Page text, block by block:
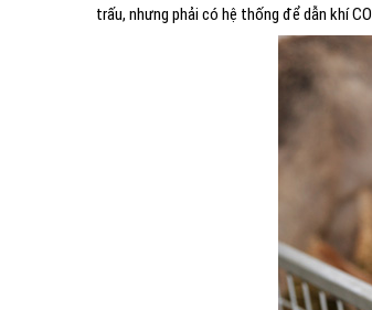
trấu, nhưng phải có hệ thống để dẫn khí CO